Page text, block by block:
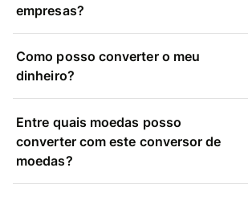
empresas?
Como posso converter o meu
dinheiro?
Entre quais moedas posso
converter com este conversor de
moedas?